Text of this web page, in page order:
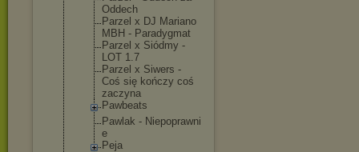
Oddech
Parzel x DJ Mariano
MBH - Paradygmat
Parzel x Siódmy -
LOT 1.7
Parzel x Siwers -
Coś się kończy coś
zaczyna
Pawbeats
Pawlak - Niepoprawni
e
Peja